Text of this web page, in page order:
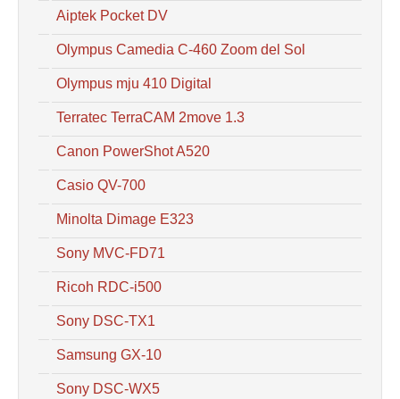
Aiptek Pocket DV
Olympus Camedia C-460 Zoom del Sol
Olympus mju 410 Digital
Terratec TerraCAM 2move 1.3
Canon PowerShot A520
Casio QV-700
Minolta Dimage E323
Sony MVC-FD71
Ricoh RDC-i500
Sony DSC-TX1
Samsung GX-10
Sony DSC-WX5